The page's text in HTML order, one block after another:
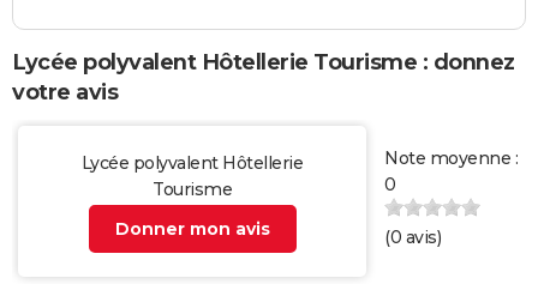
Lycée polyvalent Hôtellerie Tourisme : donnez
votre avis
Lycée polyvalent Hôtellerie
Tourisme
Donner mon avis
Note moyenne :
0
(0 avis)